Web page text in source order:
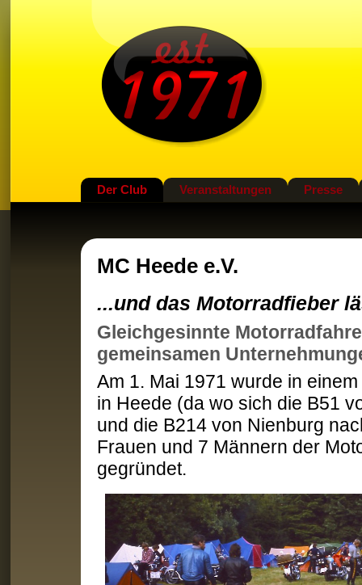
Der Club Veranstaltungen Presse
MC Heede e.V.
...und das Motorradfieber
Gleichgesinnte
gemeinsamen
Am 1. Mai 1971 wurde in
in Heede (da wo sich die B51
und die B214 von Nienburg
Frauen und 7 Männern der
gegründet.